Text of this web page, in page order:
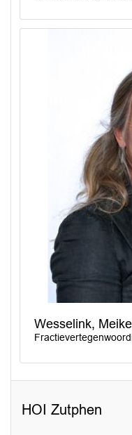
Wesselink, Meike
HOI Zutphen